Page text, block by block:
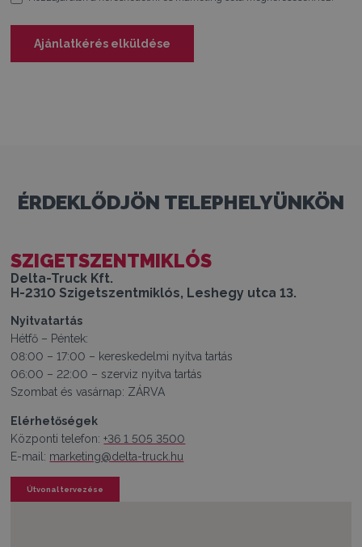
Ajánlatkérés elküldése
ÉRDEKLŐDJÖN TELEPHELYÜNKÖN
SZIGETSZENTMIKLÓS
Delta-Truck Kft.
H-2310 Szigetszentmiklós, Leshegy utca 13.
Nyitvatartás
Hétfő – Péntek:
08:00 – 17:00 – kereskedelmi nyitva tartás
06:00 – 22:00 – szerviz nyitva tartás
Szombat és vasárnap: ZÁRVA
Elérhetőségek
Központi telefon:+36 1 505 3500
E-mail: marketing@delta-truck.hu
Útvonal tervezése